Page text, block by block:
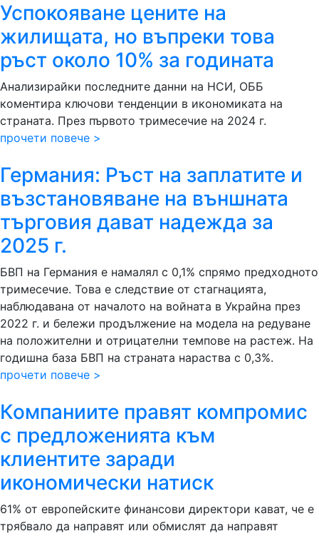
Успокояване цените на
жилищата, но въпреки това
ръст около 10% за годината
Анализирайки последните данни на НСИ, ОББ
коментира ключови тенденции в икономиката на
страната. През първото тримесечие на 2024 г.
прочети повече >
Германия: Ръст на заплатите и
възстановяване на външната
търговия дават надежда за
2025 г.
БВП на Германия е намалял с 0,1% спрямо предходното
тримесечие. Това е следствие от стагнацията,
наблюдавана от началото на войната в Украйна през
2022 г. и бележи продължение на модела на редуване
на положителни и отрицателни темпове на растеж. На
годишна база БВП на страната нараства с 0,3%.
прочети повече >
Компаниите правят компромис
с предложенията към
клиентите заради
икономически натиск
61% от европейските финансови директори кават, че е
трябвало да направят или обмислят да направят